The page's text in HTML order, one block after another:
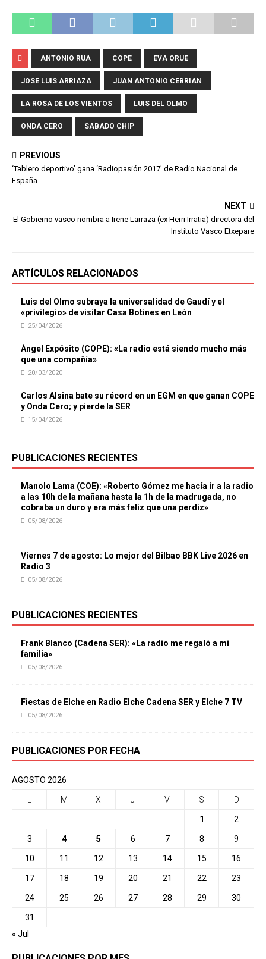
ANTONIO RUA COPE EVA ORUE
JOSE LUIS ARRIAZA JUAN ANTONIO CEBRIAN
LA ROSA DE LOS VIENTOS LUIS DEL OLMO
ONDA CERO SABADO CHIP
PREVIOUS
‘Tablero deportivo’ gana ‘Radiopasión 2017’ de Radio Nacional de
España
NEXT
El Gobierno vasco nombra a Irene Larraza (ex Herri Irratia) directora del
Instituto Vasco Etxepare
ARTÍCULOS RELACIONADOS
Luis del Olmo subraya la universalidad de Gaudí y el
«privilegio» de visitar Casa Botines en León
25/04/2026
Ángel Expósito (COPE): «La radio está siendo mucho más
que una compañía»
20/03/2020
Carlos Alsina bate su récord en un EGM en que ganan COPE
y Onda Cero; y pierde la SER
15/04/2026
PUBLICACIONES RECIENTES
Manolo Lama (COE): «Roberto Gómez me hacía ir a la radio
a las 10h de la mañana hasta la 1h de la madrugada, no
cobraba un duro y era más feliz que una perdiz»
05/08/2026
Viernes 7 de agosto: Lo mejor del Bilbao BBK Live 2026 en
Radio 3
05/08/2026
PUBLICACIONES RECIENTES
Frank Blanco (Cadena SER): «La radio me regaló a mi
familia»
05/08/2026
Fiestas de Elche en Radio Elche Cadena SER y Elche 7 TV
05/08/2026
PUBLICACIONES POR FECHA
AGOSTO 2026
M X J V S D
1 2
3 4 5 6 7 8 9
10 11 12 13 14 15 16
17 18 19 20 21 22 23
24 25 26 27 28 29 30
31
« Jul